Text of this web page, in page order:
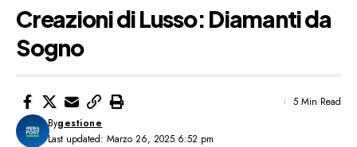
Creazioni di Lusso: Diamanti da
Sogno
Last updated: Marzo 26, 2025 6:52 pm
Bygestione
5 Min Read